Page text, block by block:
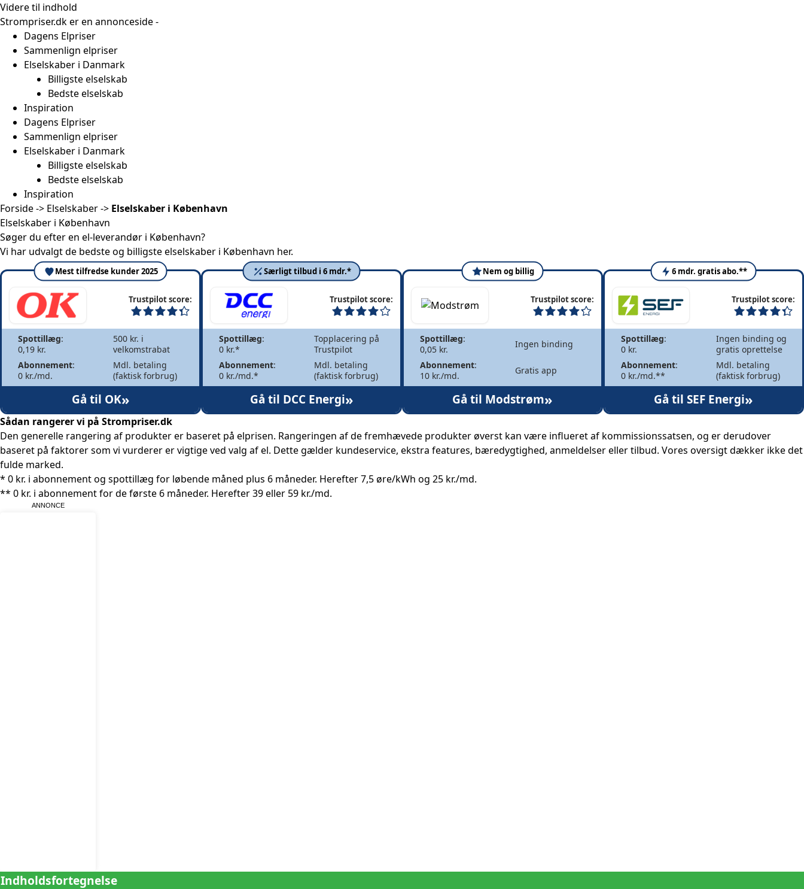
Videre til indhold
Strompriser.dk er en annonceside -
Dagens Elpriser
Sammenlign elpriser
Elselskaber i Danmark
Billigste elselskab
Bedste elselskab
Inspiration
Dagens Elpriser
Sammenlign elpriser
Elselskaber i Danmark
Billigste elselskab
Bedste elselskab
Inspiration
Forside-> Elselskaber-> Elselskaber i København
Elselskaber i København
Søger du efter en el-leverandør i København?
Vi har udvalgt de bedste og billigste elselskaber i København her.
Mest tilfredse kunder 2025
Trustpilot score:
Spottillæg:
0,19 kr.
500 kr. i
velkomstrabat
Abonnement:
0 kr./md.
Mdl. betaling
(faktisk forbrug)
Gå til OK»
Særligt tilbud i 6 mdr.*
Trustpilot score:
Spottillæg:
0 kr.*
Topplacering på
Trustpilot
Abonnement:
0 kr./md.*
Mdl. betaling
(faktisk forbrug)
Gå til DCC Energi»
Nem og billig
Trustpilot score:
Spottillæg:
0,05 kr.
Ingen binding
Abonnement:
10 kr./md.
Gratis app
Gå til Modstrøm»
6 mdr. gratis abo.**
Trustpilot score:
Spottillæg:
0 kr.
Ingen binding og
gratis oprettelse
Abonnement:
0 kr./md.**
Mdl. betaling
(faktisk forbrug)
Gå til SEF Energi»
Sådan rangerer vi på Strompriser.dk
Den generelle rangering af produkter er baseret på elprisen. Rangeringen af de fremhævede produkter øverst kan være influeret af kommissionssatsen, og er derudover
baseret på faktorer som vi vurderer er vigtige ved valg af el. Dette gælder kundeservice, ekstra features, bæredygtighed, anmeldelser eller tilbud. Vores oversigt dækker ikke det
fulde marked.
* 0 kr. i abonnement og spottillæg for løbende måned plus 6 måneder. Herefter 7,5 øre/kWh og 25 kr./md.
** 0 kr. i abonnement for de første 6 måneder. Herefter 39 eller 59 kr./md.
ANNONCE
Indholdsfortegnelse